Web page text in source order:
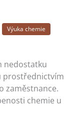
Výuka chemie
nedostatku
prostřednictvím
zaměstnance.
chemie u